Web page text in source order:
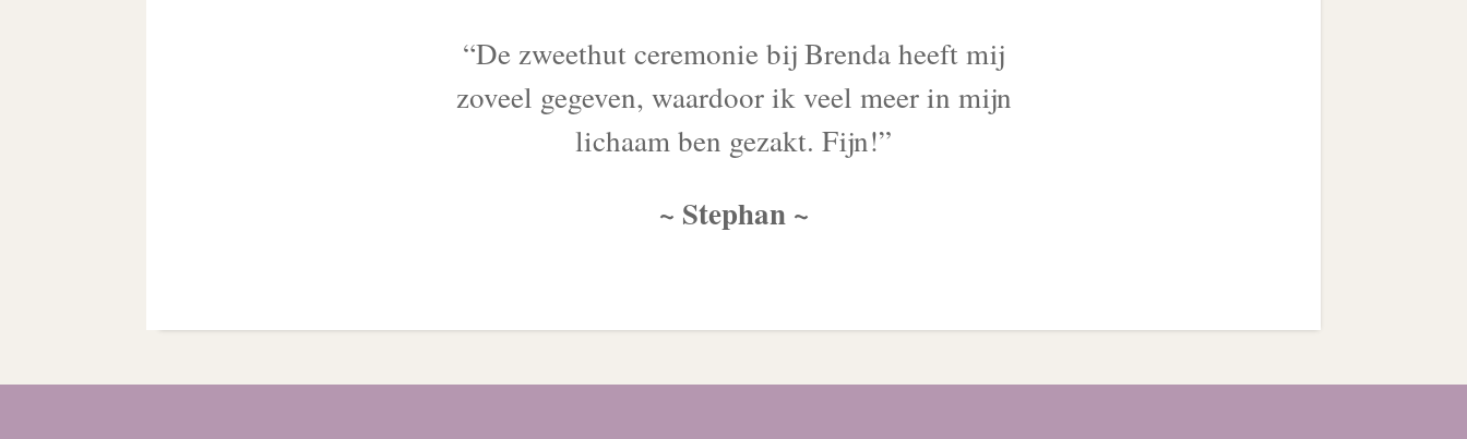
“De zweethut ceremonie bij Brenda heeft mij
zoveel gegeven, waardoor ik veel meer in mijn
lichaam ben gezakt. Fijn!”
~ Stephan ~